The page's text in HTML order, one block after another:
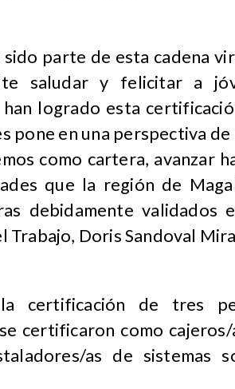
sido parte de esta cadena
saludar y felicitar a
logrado esta
pone en una perspectiva
como cartera, avanzar
que la región de
debidamente validados
Trabajo, Doris Sandoval
certificación de tres
certificaron como cajeros/
as de sistemas